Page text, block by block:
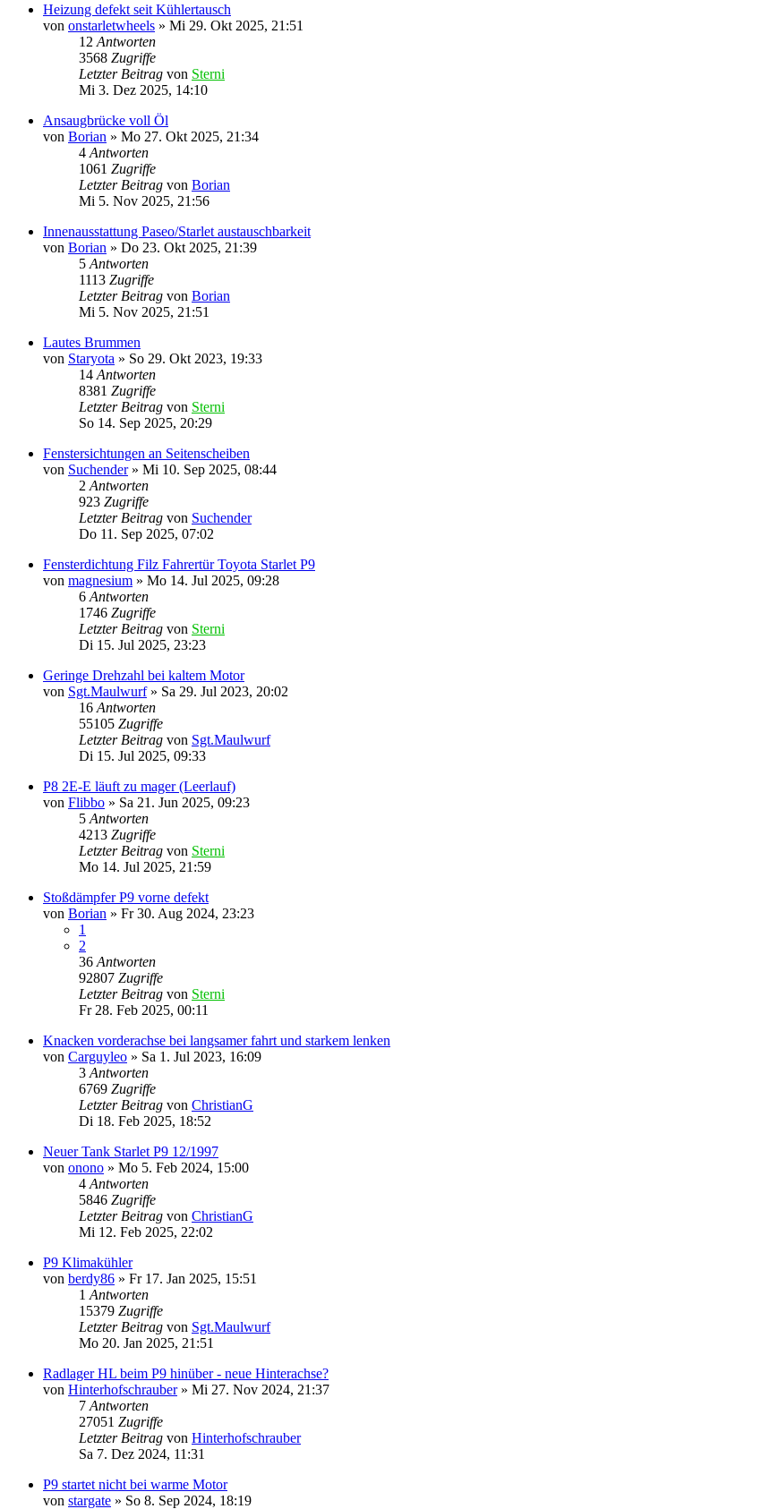
Heizung defekt seit Kühlertausch
von onstarletwheels » Mi 29. Okt 2025, 21:51
12 Antworten
3568 Zugriffe
Letzter Beitrag von Sterni
Mi 3. Dez 2025, 14:10
Ansaugbrücke voll Öl
von Borian » Mo 27. Okt 2025, 21:34
4 Antworten
1061 Zugriffe
Letzter Beitrag von Borian
Mi 5. Nov 2025, 21:56
Innenausstattung Paseo/Starlet austauschbarkeit
von Borian » Do 23. Okt 2025, 21:39
5 Antworten
1113 Zugriffe
Letzter Beitrag von Borian
Mi 5. Nov 2025, 21:51
Lautes Brummen
von Staryota » So 29. Okt 2023, 19:33
14 Antworten
8381 Zugriffe
Letzter Beitrag von Sterni
So 14. Sep 2025, 20:29
Fenstersichtungen an Seitenscheiben
von Suchender» Mi 10. Sep 2025, 08:44
2 Antworten
923 Zugriffe
Letzter Beitrag von Suchender
Do 11. Sep 2025, 07:02
Fensterdichtung Filz Fahrertür Toyota Starlet P9
von magnesium » Mo 14. Jul 2025, 09:28
6 Antworten
1746 Zugriffe
Letzter Beitrag von Sterni
Di 15. Jul 2025, 23:23
Geringe Drehzahl bei kaltem Motor
von Sgt.Maulwurf» Sa 29. Jul 2023, 20:02
16 Antworten
55105 Zugriffe
Letzter Beitrag von Sgt.Maulwurf
Di 15. Jul 2025, 09:33
P8 2E-E läuft zu mager (Leerlauf)
von Flibbo » Sa 21. Jun 2025, 09:23
5 Antworten
4213 Zugriffe
Letzter Beitrag von Sterni
Mo 14. Jul 2025, 21:59
Stoßdämpfer P9 vorne defekt
von Borian » Fr 30. Aug 2024, 23:23
1
2
36 Antworten
92807 Zugriffe
Letzter Beitrag von Sterni
Fr 28. Feb 2025, 00:11
Knacken vorderachse bei langsamer fahrt und starkem lenken
von Carguyleo » Sa 1. Jul 2023, 16:09
3 Antworten
6769 Zugriffe
Letzter Beitrag von ChristianG
Di 18. Feb 2025, 18:52
Neuer Tank Starlet P9 12/1997
von onono » Mo 5. Feb 2024, 15:00
4 Antworten
5846 Zugriffe
Letzter Beitrag von ChristianG
Mi 12. Feb 2025, 22:02
P9 Klimakühler
von berdy86 » Fr 17. Jan 2025, 15:51
1 Antworten
15379 Zugriffe
Letzter Beitrag von Sgt.Maulwurf
Mo 20. Jan 2025, 21:51
Radlager HL beim P9 hinüber - neue Hinterachse?
von Hinterhofschrauber» Mi 27. Nov 2024, 21:37
7 Antworten
27051 Zugriffe
Letzter Beitrag von Hinterhofschrauber
Sa 7. Dez 2024, 11:31
P9 startet nicht bei warme Motor
von stargate » So 8. Sep 2024, 18:19